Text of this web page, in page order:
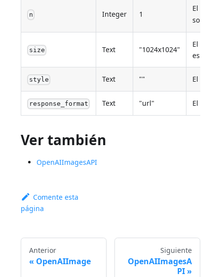
n Integer 1
El
size Text "1024x1024"
El
style Text "" El
response_format Text "url" El
Ver también
OpenAIImagesAPI
Comente esta
página
Anterior
OpenAIImage
Siguiente
OpenAIImagesA
PI